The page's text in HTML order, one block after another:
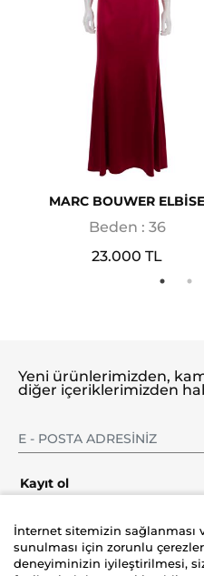
MARC BOUWER ELBİSE
Beden : 36
23.000 TL
Yeni ürünlerimizden,
diğer içeriklerimizden
Kayıt ol
İnternet sitemizin
sunulması için zorunlu
deneyiminizin iyileştirilmesi,